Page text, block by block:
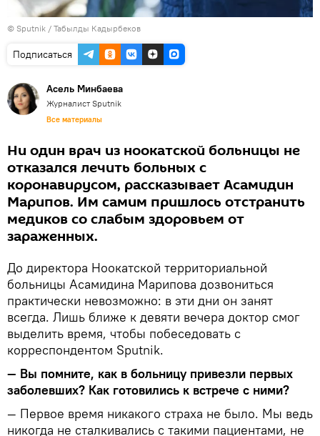
© Sputnik / Табылды Кадырбеков
Подписаться
Асель Минбаева
Журналист Sputnik
Все материалы
Ни один врач из ноокатской больницы не
отказался лечить больных с
коронавирусом, рассказывает Асамидин
Марипов. Им самим пришлось отстранить
медиков со слабым здоровьем от
зараженных.
До директора Ноокатской территориальной
больницы Асамидина Марипова дозвониться
практически невозможно: в эти дни он занят
всегда. Лишь ближе к девяти вечера доктор смог
выделить время, чтобы побеседовать с
корреспондентом Sputnik.
— Вы помните, как в больницу привезли первых
заболевших? Как готовились к встрече с ними?
— Первое время никакого страха не было. Мы ведь
никогда не сталкивались с такими пациентами, не